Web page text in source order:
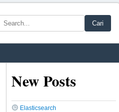
Cari
New Posts
Elasticsearch